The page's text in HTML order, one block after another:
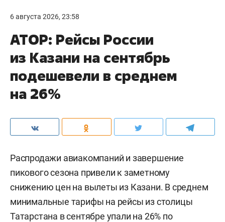
6 августа 2026, 23:58
АТОР: Рейсы России
из Казани на сентябрь
подешевели в среднем
на 26%
Распродажи авиакомпаний и завершение
пикового сезона привели к заметному
снижению цен на вылеты из Казани. В среднем
минимальные тарифы на рейсы из столицы
Татарстана в сентябре упали на 26% по